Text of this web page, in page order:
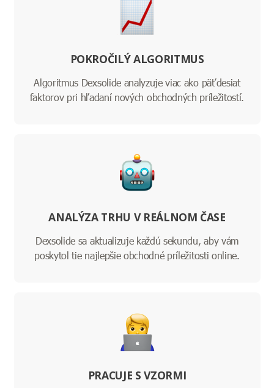
POKROČILÝ ALGORITMUS
Algoritmus Dexsolide analyzuje viac ako päťdesiat
faktorov pri hľadaní nových obchodných príležitostí.
ANALÝZA TRHU V REÁLNOM ČASE
Dexsolide sa aktualizuje každú sekundu, aby vám
poskytol tie najlepšie obchodné príležitosti online.
PRACUJE S VZORMI